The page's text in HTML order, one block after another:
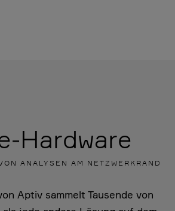
Hardware
ANALYSEN AM NETZWERKRAND
Aptiv sammelt Tausende von